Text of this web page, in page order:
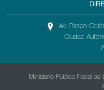
Av. Paseo
Ciudad
Ministerio Público Fiscal de